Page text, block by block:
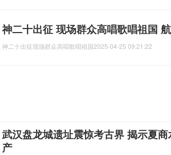
神二十出征 现场群众高唱歌唱祖国
神二十出征现场群众高唱歌唱祖国2025-04-25 09:21:22
武汉盘龙城遗址震惊考古界 揭示夏
产